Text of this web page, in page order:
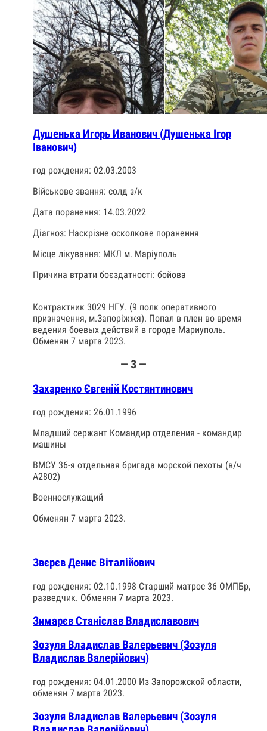
Душенька Игорь Иванович (Душенька Ігор
Іванович)
год рождения: 02.03.2003
Військове звання: солд з/к
Дата поранення: 14.03.2022
Діагноз: Наскрізне осколкове поранення
Місце лікування: МКЛ м. Маріуполь
Причина втрати боєздатності: бойова
Контрактник 3029 НГУ. (9 полк оперативного
призначення, м.Запоріжжя). Попал в плен во время
ведения боевых действий в городе Мариуполь.
Обменян 7 марта 2023.
— З —
Захаренко Євгеній Костянтинович
год рождения: 26.01.1996
Младший сержант Командир отделения - командир
машины
ВМСУ 36-я отдельная бригада морской пехоты (в/ч
А2802)
Военнослужащий
Обменян 7 марта 2023.
Звєрєв Денис Віталійович
год рождения: 02.10.1998 Старший матрос 36 ОМПБр,
разведчик. Обменян 7 марта 2023.
Зимарєв Станіслав Владиславович
Зозуля Владислав Валерьевич (Зозуля
Владислав Валерійович)
год рождения: 04.01.2000 Из Запорожской области,
обменян 7 марта 2023.
Зозуля Владислав Валерьевич (Зозуля